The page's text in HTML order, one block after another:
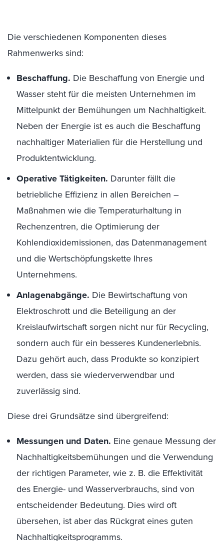
Die verschiedenen Komponenten dieses
Rahmenwerks sind:
Beschaffung. Die Beschaffung von Energie und
Wasser steht für die meisten Unternehmen im
Mittelpunkt der Bemühungen um Nachhaltigkeit.
Neben der Energie ist es auch die Beschaffung
nachhaltiger Materialien für die Herstellung und
Produktentwicklung.
Operative Tätigkeiten. Darunter fällt die
betriebliche Effizienz in allen Bereichen –
Maßnahmen wie die Temperaturhaltung in
Rechenzentren, die Optimierung der
Kohlendioxidemissionen, das Datenmanagement
und die Wertschöpfungskette Ihres
Unternehmens.
Anlagenabgänge. Die Bewirtschaftung von
Elektroschrott und die Beteiligung an der
Kreislaufwirtschaft sorgen nicht nur für Recycling,
sondern auch für ein besseres Kundenerlebnis.
Dazu gehört auch, dass Produkte so konzipiert
werden, dass sie wiederverwendbar und
zuverlässig sind.
Diese drei Grundsätze sind übergreifend:
Messungen und Daten. Eine genaue Messung der
Nachhaltigkeitsbemühungen und die Verwendung
der richtigen Parameter, wie z. B. die Effektivität
des Energie- und Wasserverbrauchs, sind von
entscheidender Bedeutung. Dies wird oft
übersehen, ist aber das Rückgrat eines guten
Nachhaltigkeitsprogramms.